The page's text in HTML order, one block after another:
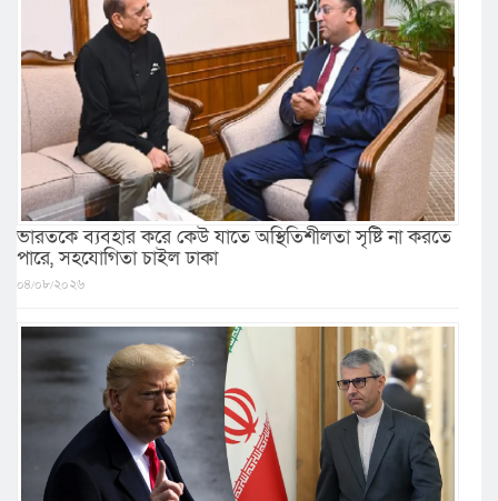
ভারতকে ব্যবহার করে কেউ যাতে অস্থিতিশীলতা সৃষ্টি না করতে
পারে, সহযোগিতা চাইল ঢাকা
০৪/০৮/২০২৬